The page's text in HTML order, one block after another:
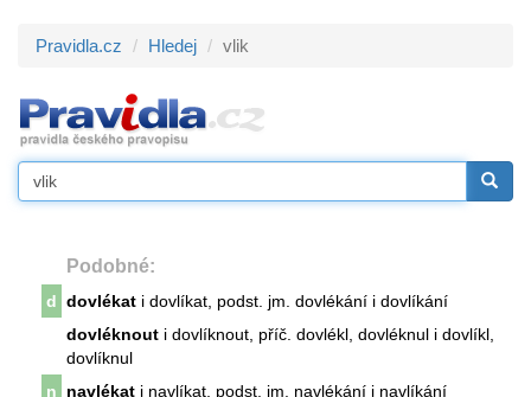
Pravidla.cz Hledej vlik
Podobné:
d dovlékat i dovlíkat, podst. jm. dovlékání i dovlíkání
dovléknout i dovlíknout, příč. dovlékl, dovléknul i dovlíkl,
dovlíknul
n
navlékat i navlíkat, podst. jm. navlékání i navlíkání